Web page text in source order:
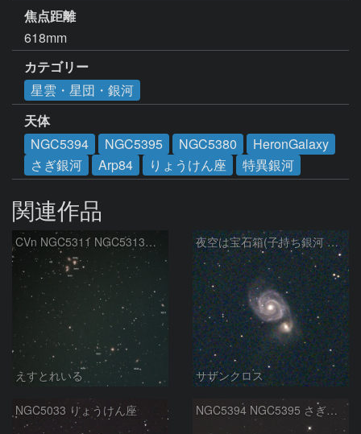
焦点距離
618mm
カテゴリー
星雲・星団・銀河
天体
NGC5394
NGC5395 NGC5380
HeronGalaxy
さぎ銀河
Arp84 りょうけん座 特異銀河
関連作品
CVn NGC5311 NGC5313付近
えすとれいる
夜空は宝石箱(子持ち銀河 M51) Seestar50
サザンクロス
NGC5033 りょうけん座 NGC5394 NGC5395 さぎ銀河 りょうけん座